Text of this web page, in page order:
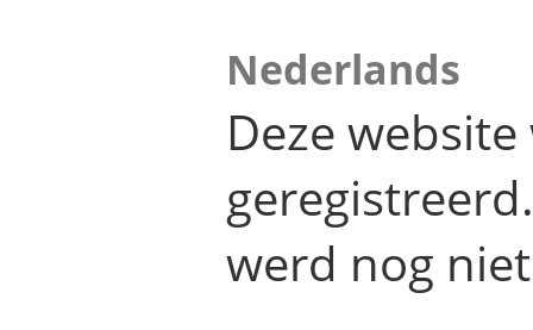
Nederlands
Deze
werd nog